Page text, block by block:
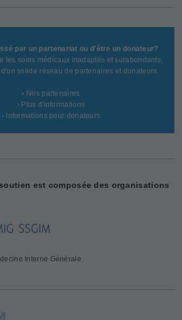
par un partenariat ou d'être un donateur?
les soins médicaux inadaptés et surabondants,
solide réseau de partenaires et donateurs.
› Nos partenaires
› Plus d'informations
› Informations pour donateurs
est composée des organisations
Interne Générale